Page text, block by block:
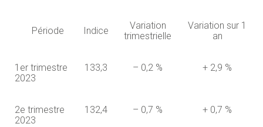
Période Indice
Variation
trimestrielle
Variation sur 1
an
1er trimestre
2023
133,3 – 0,2 % + 2,9 %
2e trimestre
2023
132,4 – 0,7 % + 0,7 %